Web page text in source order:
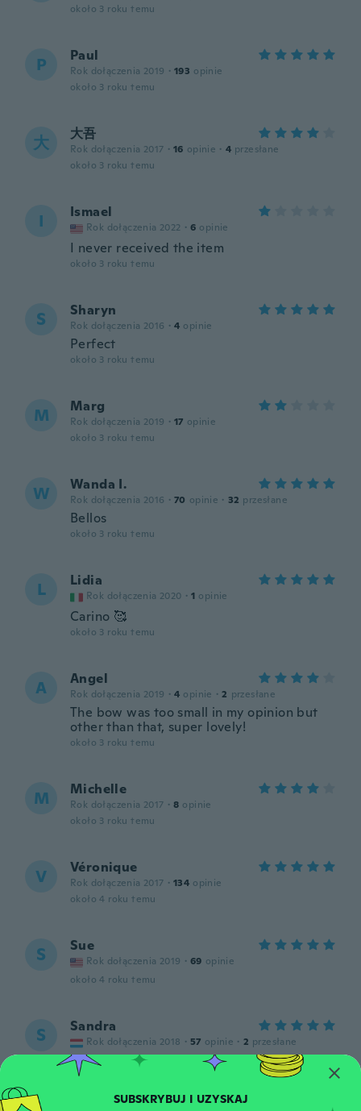
około 3 roku temu
P Paul
Rok dołączenia 2019 · 193 opinie
około 3 roku temu
大 大吾
Rok dołączenia 2017 · 16 opinie · 4 przesłane
około 3 roku temu
I Ismael
Rok dołączenia 2022 · 6 opinie
I never received the item
około 3 roku temu
S Sharyn
Rok dołączenia 2016 · 4 opinie
Perfect
około 3 roku temu
M Marg
Rok dołączenia 2019 · 17 opinie
około 3 roku temu
W Wanda I.
Rok dołączenia 2016 · 70 opinie · 32 przesłane
Bellos
około 3 roku temu
L Lidia
Rok dołączenia 2020 · 1 opinie
Carino 🥰
około 3 roku temu
A Angel
Rok dołączenia 2019 · 4 opinie · 2 przesłane
The bow was too small in my opinion but
other than that, super lovely!
około 3 roku temu
M Michelle
Rok dołączenia 2017 · 8 opinie
około 3 roku temu
V Véronique
Rok dołączenia 2017 · 134 opinie
około 4 roku temu
S Sue
Rok dołączenia 2019 · 69 opinie
około 4 roku temu
S Sandra
Rok dołączenia 2018 · 57 opinie · 2 przesłane
około 4 roku temu